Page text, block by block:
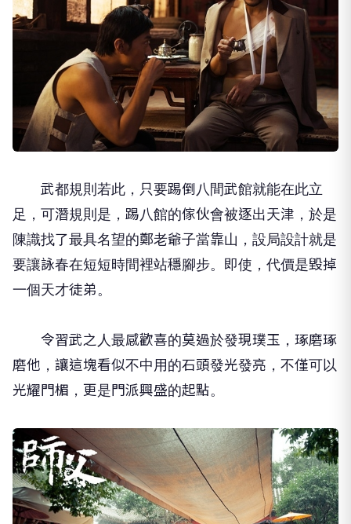
武都規則若此，只要踢倒八間武館就能在此立
足，可潛規則是，踢八館的傢伙會被逐出天津，於是
陳識找了最具名望的鄭老爺子當靠山，設局設計就是
要讓詠春在短短時間裡站穩腳步。即使，代價是毀掉
一個天才徒弟。
令習武之人最感歡喜的莫過於發現璞玉，琢磨琢
磨他，讓這塊看似不中用的石頭發光發亮，不僅可以
光耀門楣，更是門派興盛的起點。